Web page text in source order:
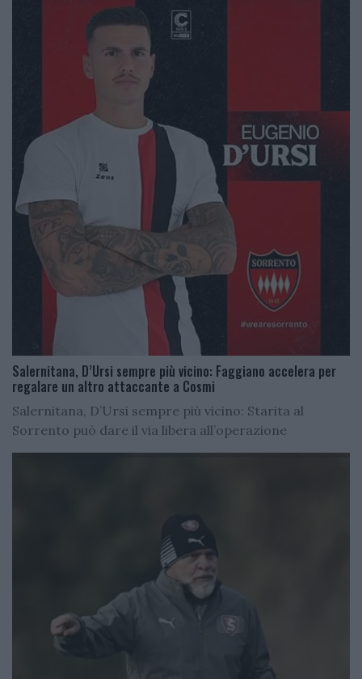
Salernitana, D’Ursi sempre più vicino: Faggiano accelera per
regalare un altro attaccante a Cosmi
Salernitana, D’Ursi sempre più vicino: Starita al
Sorrento può dare il via libera all’operazione